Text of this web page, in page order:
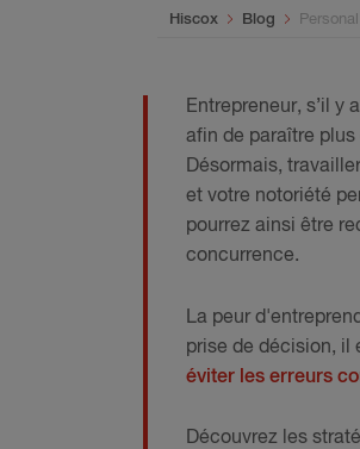
You are here:
Hiscox Blog
Entrepreneur, s’il y
afin de paraître
Désormais,
et votre notoriété
pourrez ainsi être
concurrence.
La peur
prise de décision, il
éviter les erreurs
Découvrez les